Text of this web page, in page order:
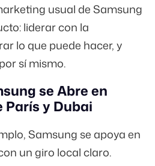
usual de Samsung
liderar con la
lo que puede hacer, y
sí mismo.
se Abre en
París y Dubai
Samsung se apoya en
un giro local claro.